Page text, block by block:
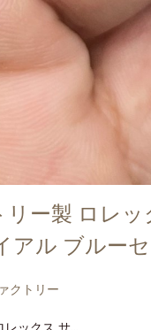
ー製 ロレ
アル ブルー
クトリー